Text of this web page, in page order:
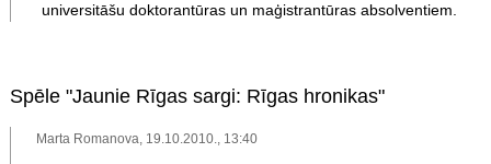
universitāšu doktorantūras un maģistrantūras absolventiem.
Spēle "Jaunie Rīgas sargi: Rīgas hronikas"
Marta Romanova, 19.10.2010., 13:40